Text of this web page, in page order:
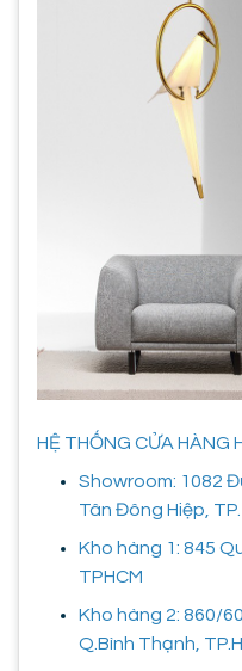
HỆ THỐNG CỬA HÀNG
Showroom: 1082
Tân Đông Hiệp,
Kho hàng 1: 845
TPHCM
Kho hàng 2: 860/
Q.Bình Thạnh,